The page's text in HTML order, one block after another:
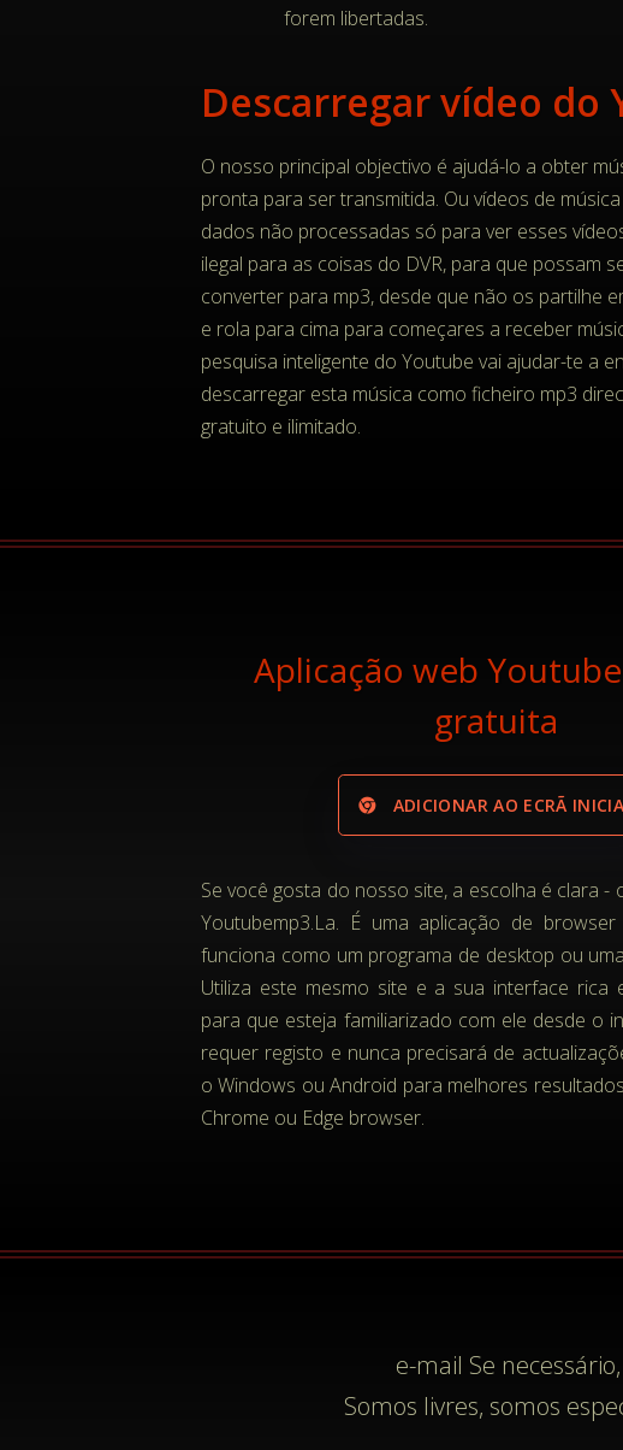
forem libertadas.
O nosso principal objectivo é ajudá-lo a obter
pronta para ser transmitida. Ou vídeos de
dados não processadas só para ver esses
ilegal para as coisas do DVR, para que possam
converter para mp3, desde que não os partilhe
e rola para cima para começares a receber
pesquisa inteligente do Youtube vai ajudar-te a
descarregar esta música como ficheiro mp3
gratuito e ilimitado.
Aplicação web
gratuita
ADICIONAR AO ECRÃ
Se você gosta do nosso site, a escolha é clara -
Youtubemp3.La. É uma aplicação de
funciona como um programa de desktop ou
Utiliza este mesmo site e a sua interface rica
para que esteja familiarizado com ele desde o
requer registo e nunca precisará de
o Windows ou Android para melhores
Chrome ou Edge browser.
e-mail Se
Somos livres, somos